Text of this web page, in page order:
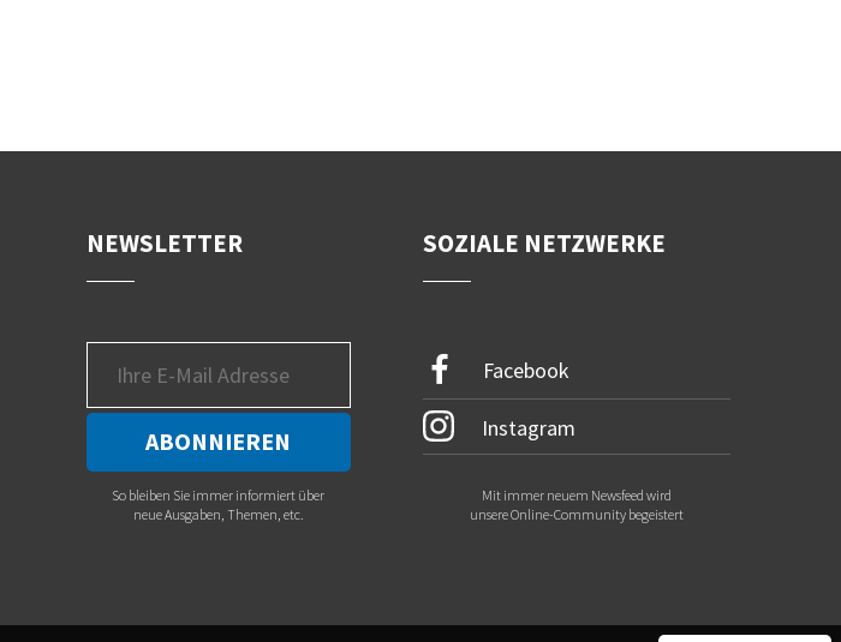
NEWSLETTER
So bleiben Sie immer informiert über
neue Ausgaben, Themen, etc.
SOZIALE NETZWERKE
Facebook
Instagram
Mit immer neuem Newsfeed wird
unsere Online-Community begeistert